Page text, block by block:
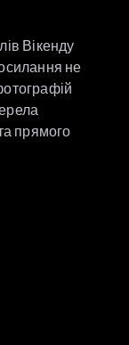
Вікенду
не
прямого